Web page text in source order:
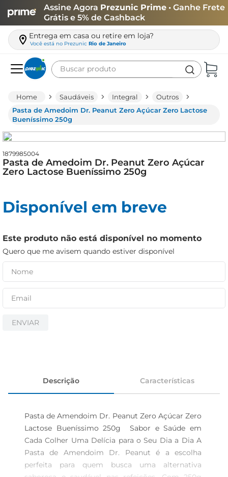
Assine Agora Prezunic Prime • Ganhe Frete
Grátis e 5% de Cashback
Entrega em casa ou retire em loja?
Você está no Prezunic Rio de Janeiro
Buscar produto
Saudáveis Integral
Outros
Pasta de Amedoim Dr. Peanut Zero Açúcar Zero Lactose
Bueníssimo 250g
1879985004
Pasta de Amedoim Dr. Peanut Zero Açúcar
Zero Lactose Bueníssimo 250g
Disponível em breve
Este produto não está disponível no momento
Quero que me avisem quando estiver disponível
ENVIAR
Descrição Características
Pasta de Amendoim Dr. Peanut Zero Açúcar Zero
Lactose Bueníssimo 250g  Sabor e Saúde em
Cada Colher Uma Delícia para o Seu Dia a Dia A
Pasta de Amendoim Dr. Peanut é a escolha
perfeita para quem busca uma alternativa
leite
café
queijo
biscoito
arroz
papel higiênico
cerveja